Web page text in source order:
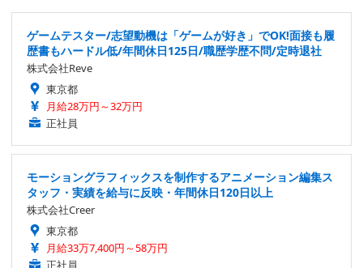
ゲームテスター/志望動機は「ゲームが好き」でOK!面接も履
歴書もハードル低/年間休日125日/職歴学歴不問/定時退社
株式会社Reve
東京都
月給28万円～32万円
正社員
モーショングラフィックスを制作するアニメーション編集ス
タッフ・実績を給与に反映・年間休日120日以上
株式会社Creer
東京都
月給33万7,400円～58万円
正社員